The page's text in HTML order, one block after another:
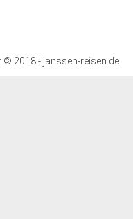
© 2018 - janssen-reisen.de